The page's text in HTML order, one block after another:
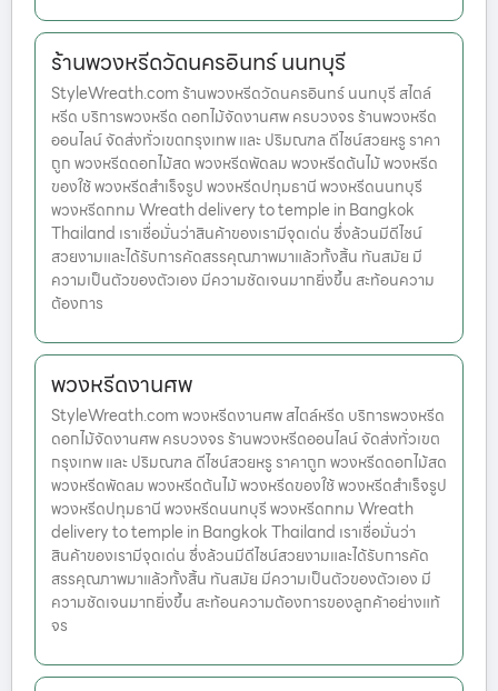
ร้านพวงหรีดวัดนครอินทร์ นนทบุรี
StyleWreath.com ร้านพวงหรีดวัดนครอินทร์ นนทบุรี สไตล์
หรีด บริการพวงหรีด ดอกไม้จัดงานศพ ครบวงจร ร้านพวงหรีด
ออนไลน์ จัดส่งทั่วเขตกรุงเทพ และ ปริมณฑล ดีไซน์สวยหรู ราคา
ถูก พวงหรีดดอกไม้สด พวงหรีดพัดลม พวงหรีดต้นไม้ พวงหรีด
ของใช้ พวงหรีดสำเร็จรูป พวงหรีดปทุมธานี พวงหรีดนนทบุรี
พวงหรีดกทม Wreath delivery to temple in Bangkok
Thailand เราเชื่อมั่นว่าสินค้าของเรามีจุดเด่น ซึ่งล้วนมีดีไซน์
สวยงามและได้รับการคัดสรรคุณภาพมาแล้วทั้งสิ้น ทันสมัย มี
ความเป็นตัวของตัวเอง มีความชัดเจนมากยิ่งขึ้น สะท้อนความ
ต้องการ
พวงหรีดงานศพ
StyleWreath.com พวงหรีดงานศพ สไตล์หรีด บริการพวงหรีด
ดอกไม้จัดงานศพ ครบวงจร ร้านพวงหรีดออนไลน์ จัดส่งทั่วเขต
กรุงเทพ และ ปริมณฑล ดีไซน์สวยหรู ราคาถูก พวงหรีดดอกไม้สด
พวงหรีดพัดลม พวงหรีดต้นไม้ พวงหรีดของใช้ พวงหรีดสำเร็จรูป
พวงหรีดปทุมธานี พวงหรีดนนทบุรี พวงหรีดกทม Wreath
delivery to temple in Bangkok Thailand เราเชื่อมั่นว่า
สินค้าของเรามีจุดเด่น ซึ่งล้วนมีดีไซน์สวยงามและได้รับการคัด
สรรคุณภาพมาแล้วทั้งสิ้น ทันสมัย มีความเป็นตัวของตัวเอง มี
ความชัดเจนมากยิ่งขึ้น สะท้อนความต้องการของลูกค้าอย่างแท้
จร